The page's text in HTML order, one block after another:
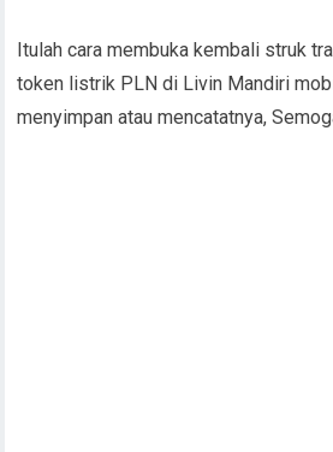
Itulah cara membuka kembali struk
token listrik PLN di Livin Mandiri
menyimpan atau mencatatnya,